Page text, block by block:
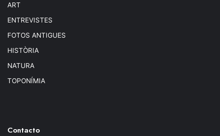
ART
ENTREVISTES
FOTOS ANTIGUES
HISTÒRIA
NATURA
TOPONÍMIA
Contacto